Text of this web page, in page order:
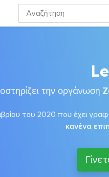
την οργάνωση
του 2020 που έχει
κανένα